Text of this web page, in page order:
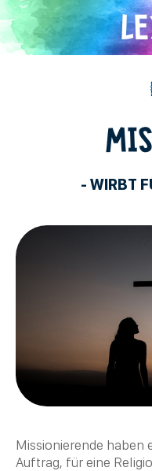
Direkt
zum
Inhalt
- WIRBT
Missionierende haben
Auftrag, für eine